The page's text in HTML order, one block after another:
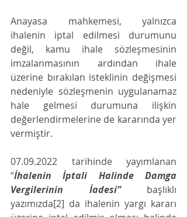
Anayasa mahkemesi, yalnızca
ihalenin iptal edilmesi durumunu
değil, kamu ihale sözleşmesinin
imzalanmasının ardından ihale
üzerine bırakılan isteklinin değişmesi
nedeniyle sözleşmenin uygulanamaz
hale gelmesi durumuna ilişkin
değerlendirmelerine de kararında yer
vermiştir.
07.09.2022 tarihinde yayımlanan
“İhalenin İptali Halinde Damga
Vergilerinin İadesi” başlıklı
yazımızda[2] da ihalenin yargı kararı